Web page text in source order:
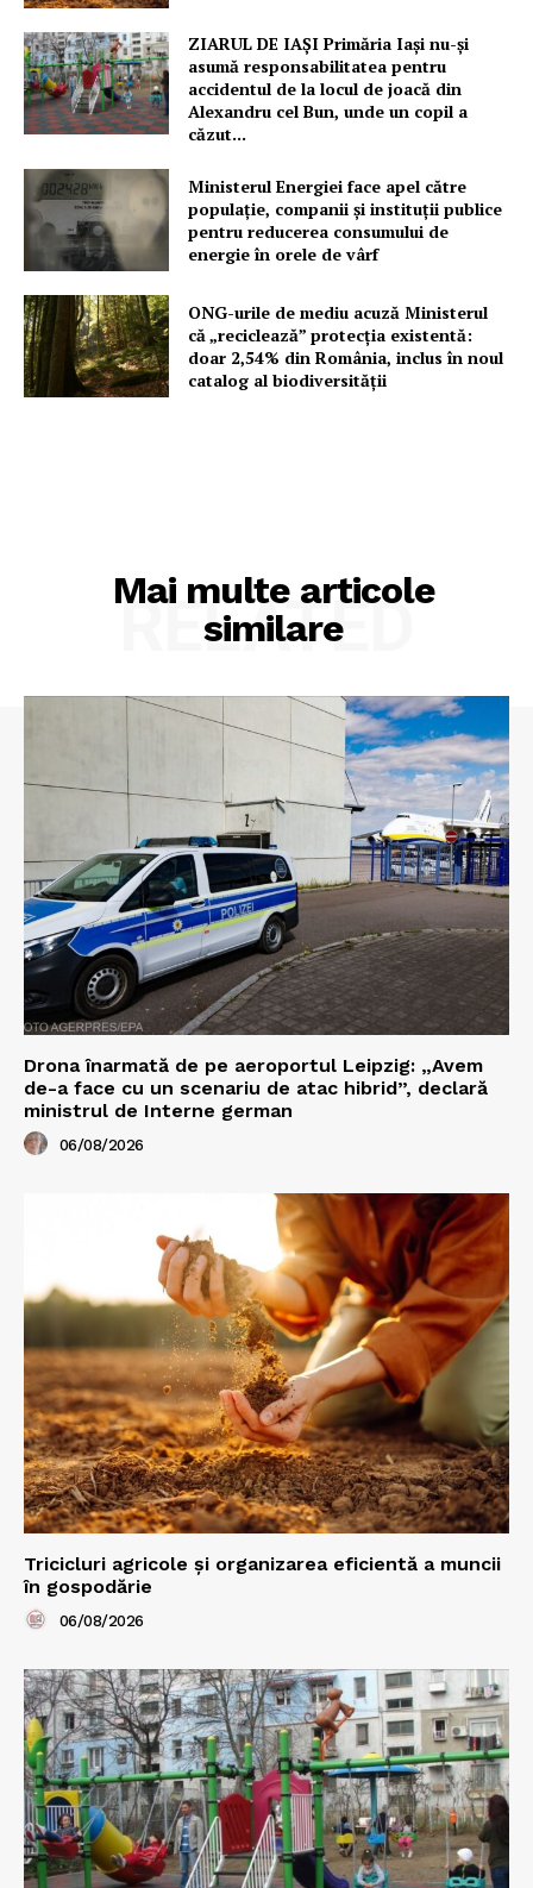
ZIARUL DE IAȘI Primăria Iași nu-și
asumă responsabilitatea pentru
accidentul de la locul de joacă din
Alexandru cel Bun, unde un copil a
căzut...
Ministerul Energiei face apel către
populație, companii și instituții publice
pentru reducerea consumului de
energie în orele de vârf
ONG-urile de mediu acuză Ministerul
că „reciclează” protecția existentă:
doar 2,54% din România, inclus în noul
catalog al biodiversității
Mai multe articole
similare
RELATED
Drona înarmată de pe aeroportul Leipzig: „Avem
de-a face cu un scenariu de atac hibrid”, declară
ministrul de Interne german
06/08/2026
Tricicluri agricole și organizarea eficientă a muncii
în gospodărie
06/08/2026